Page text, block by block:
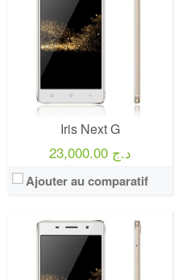
Iris Next G
23,000.00 د.ج
Ajouter au comparatif